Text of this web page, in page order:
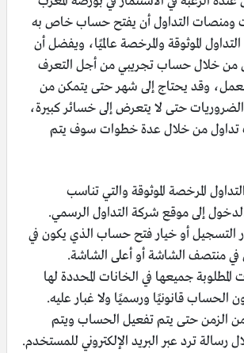
ومنصات التداول أن يفتح حساب خاص به
الموثوقة والمرخصة عالميًا، ويفضل أن
من خلال حساب تجريبي من أجل التعرف
وقد يحتاج إلى شهر حتى يتمكن من
حتى لا يتعرض إلى خسائر كبيرة،
من خلال عدة خطوات سوف يتم
المرخصة الموثوقة والتي تناسب
إلى موقع شركة التداول الرسمي.
التسجيل أو خيار فتح حساب الذي يكون في
منتصف الشاشة أو أعلى الشاشة.
المطلوبة جميعها في الخانات المحددة لها
الحساب قانونيًا ورسميًا ولا غبار عليه.
من الزمن حتى يتم تفعيل الحساب ويتم
رسالة ترد عبر البريد الإلكتروني للمستخدم.